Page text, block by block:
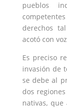
pueblos
derechos
acotó con
Es preciso
invasión de
se debe al
dos
nativas,